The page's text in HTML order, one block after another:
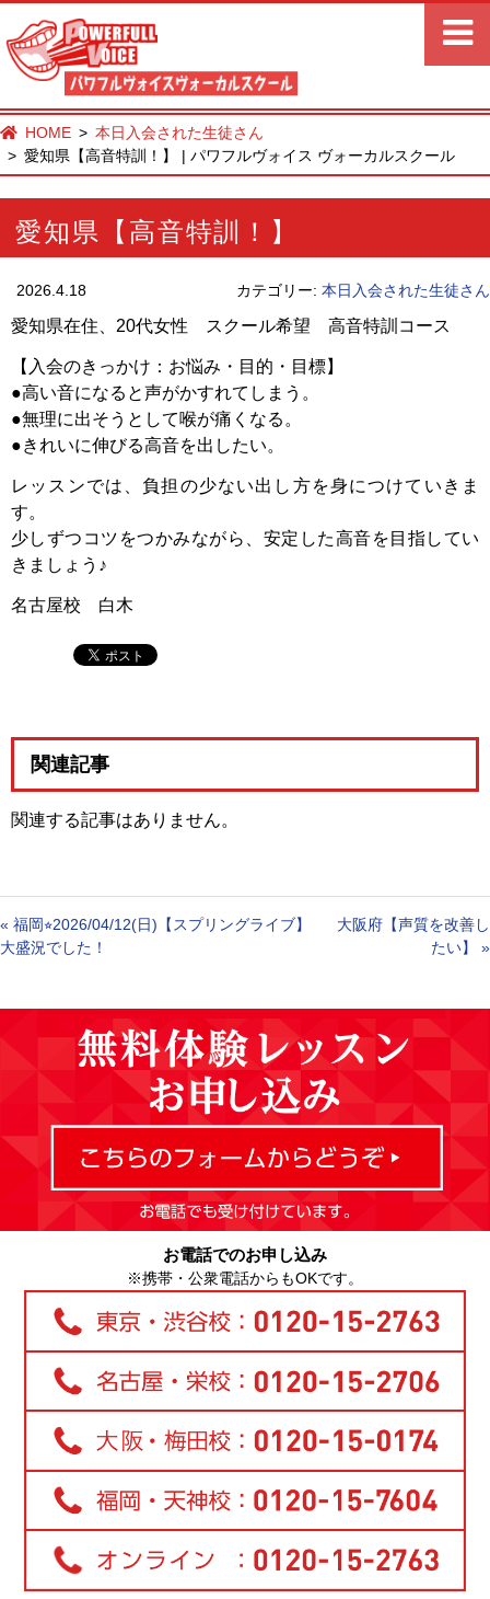
HOME
本日入会された生徒さん
愛知県【高音特訓！】 | パワフルヴォイス ヴォーカルスクール
愛知県【高音特訓！】
2026.4.18 カテゴリー: 本日入会された生徒さん
愛知県在住、20代女性 スクール希望 高音特訓コース
【入会のきっかけ：お悩み・目的・目標】
●高い音になると声がかすれてしまう。
●無理に出そうとして喉が痛くなる。
●きれいに伸びる高音を出したい。
レッスンでは、負担の少ない出し方を身につけていきま
す。
少しずつコツをつかみながら、安定した高音を目指してい
きましょう♪
名古屋校 白木
関連記事
関連する記事はありません。
« 福岡⭐︎2026/04/12(日)【スプリングライブ】
大盛況でした！
大阪府【声質を改善し
たい】
»
お電話でのお申し込み
※携帯・公衆電話からもOKです。